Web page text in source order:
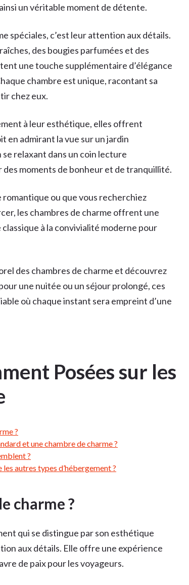
un véritable moment de détente.
spéciales, c’est leur attention aux détails.
des bougies parfumées et des
une touche supplémentaire d’élégance
chambre est unique, racontant sa
chez eux.
à leur esthétique, elles offrent
en admirant la vue sur un jardin
relaxant dans un coin lecture
moments de bonheur et de tranquillité.
romantique ou que vous recherchiez
les chambres de charme offrent une
à la convivialité moderne pour
des chambres de charme et découvrez
une nuitée ou un séjour prolongé, ces
où chaque instant sera empreint d’une
Posées sur les
?
et une chambre de charme ?
?
autres types d’hébergement ?
charme ?
qui se distingue par son esthétique
aux détails. Elle offre une expérience
de paix pour les voyageurs.